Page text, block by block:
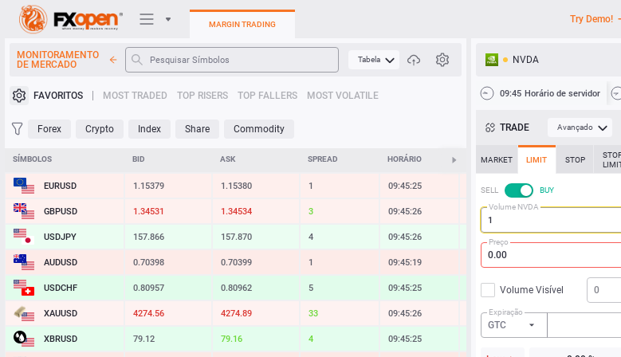
Plataformas de negociação
Heatmap
MARGIN TRADING Try Demo!
MONITORAMENTO
DE MERCADO
Tabela
FAVORITOS MOST TRADED TOP RISERS TOP FALLERS MOST VOLATILE
Forex Crypto Index Share Commodity
SÍMBOLOS BID ASK SPREAD HORÁRIO ALTERAR
EURUSD 1.15379 1.15380 1 09:45:25 -0.16 %
GBPUSD 1.34531 1.34534 3 09:45:26 -0.12 %
USDJPY 157.866 157.870 4 09:45:26 0.16 %
AUDUSD 0.70398 0.70399 1 09:45:19 -0.25 %
USDCHF 0.80957 0.80962 5 09:45:25
XAUUSD 4274.56 4274.89 33 09:45:26 -0.08 %
XBRUSD 79.12 79.16 4 09:45:25 0.28 %
NVDA
09:45 Horário de servidor
TRADE Avançado
MARKET LIMIT STOP
SELL
BUY
Volume NVDA
Preço
Volume Visível
Expiração
GTC